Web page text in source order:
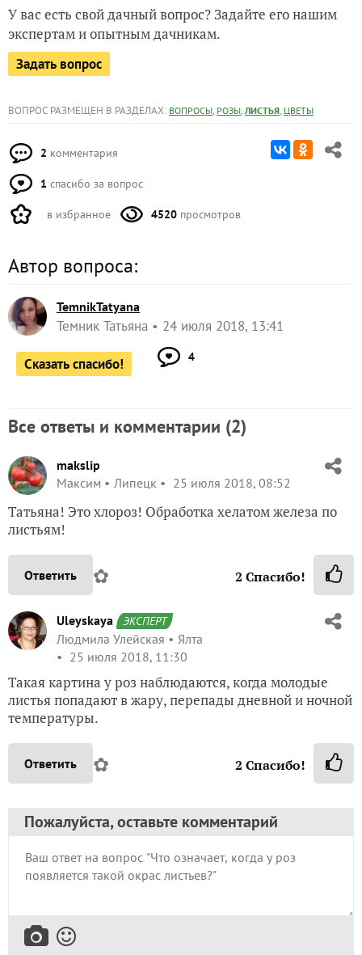
У вас есть свой дачный вопрос? Задайте его нашим
экспертам и опытным дачникам.
Задать вопрос
ВОПРОС РАЗМЕЩЕН В РАЗДЕЛАХ: ВОПРОСЫ, РОЗЫ, ЛИСТЬЯ, ЦВЕТЫ
2 комментария
1 спасибо за вопрос
в избранное 4520 просмотров
Автор вопроса:
TemnikTatyana
Темник Татьяна 24 июля 2018, 13:41
Сказать спасибо! 4
Все ответы и комментарии (2)
makslip
Максим
Липецк 25 июля 2018, 08:52
Татьяна! Это хлороз! Обработка хелатом железа по
листьям!
Ответить ✿ 2 Спасибо!
Uleyskaya ЭКСПЕРТ
Людмила Улейская
Ялта
25 июля 2018, 11:30
Такая картина у роз наблюдаются, когда молодые
листья попадают в жару, перепады дневной и ночной
температуры.
Ответить ✿ 2 Спасибо!
Пожалуйста, оставьте комментарий